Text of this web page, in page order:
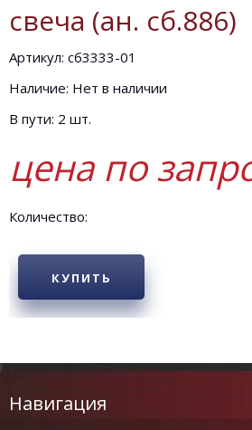
свеча (ан. сб.886)
Артикул: сб3333-01
Наличие: Нет в наличии
В пути: 2 шт.
цена по
Количество:
КУПИТЬ
Навигация